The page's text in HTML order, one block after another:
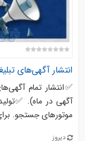
انتشار آگهی‌های
آگهی در ماه).
موتورهای جستجو.
دیروز